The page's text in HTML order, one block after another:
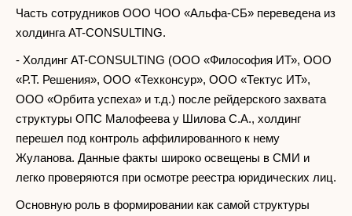
Часть сотрудников ООО ЧОО «Альфа-СБ» переведена из
холдинга AT-CONSULTING.
- Холдинг AT-CONSULTING (ООО «Философия ИТ», ООО
«Р.Т. Решения», ООО «Техконсур», ООО «Тектус ИТ»,
ООО «Орбита успеха» и т.д.) после рейдерского захвата
структуры ОПС Малофеева у Шилова С.А., холдинг
перешел под контроль аффилированного к нему
Жуланова. Данные факты широко освещены в СМИ и
легко проверяются при осмотре реестра юридических лиц.
Основную роль в формировании как самой структуры